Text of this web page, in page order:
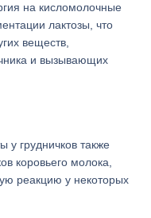
на кисломолочные
лактозы, что
веществ,
и вызывающих
у грудничков также
коровьего молока,
реакцию у некоторых